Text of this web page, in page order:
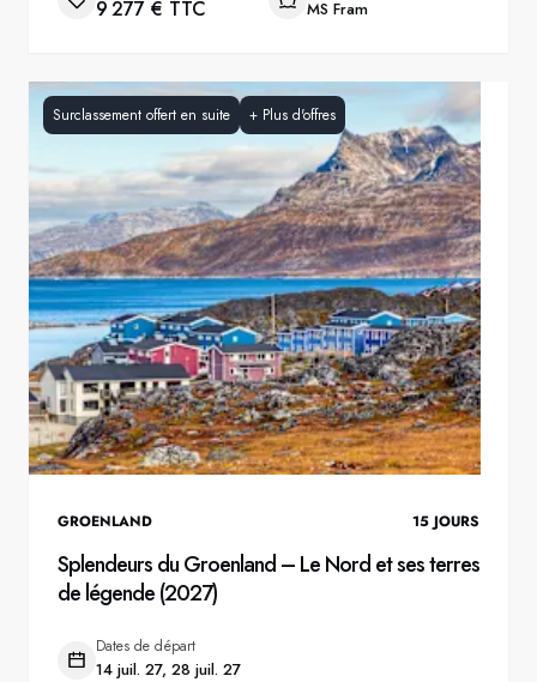
9 277 € TTC MS Fram
Surclassement offert en suite + Plus d'offres
GROENLAND 15 JOURS
Splendeurs du Groenland – Le Nord et ses terres
de légende (2027)
Dates de départ
14 juil. 27, 28 juil. 27